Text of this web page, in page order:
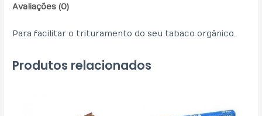
Avaliações (0)
Para facilitar o trituramento do seu tabaco orgânico.
Produtos relacionados